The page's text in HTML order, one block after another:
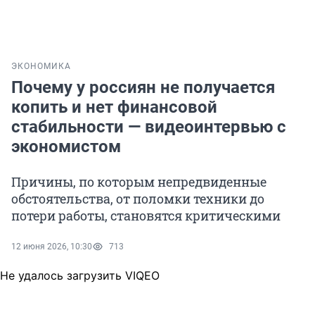
ЭКОНОМИКА
Почему у россиян не получается
копить и нет финансовой
стабильности — видеоинтервью с
экономистом
Причины, по которым непредвиденные
обстоятельства, от поломки техники до
потери работы, становятся критическими
12 июня 2026, 10:30 713
Не удалось загрузить VIQEO